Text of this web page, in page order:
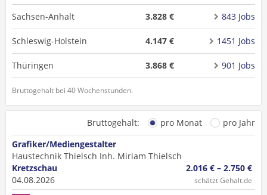
Sachsen-Anhalt 3.828 € 843 Jobs
Schleswig-Holstein 4.147 € 1451 Jobs
Thüringen 3.868 € 901 Jobs
Bruttogehalt bei 40 Wochenstunden.
Bruttogehalt: pro Monat
pro Jahr
Grafiker/Mediengestalter
Haustechnik Thielsch Inh. Miriam Thielsch
Kretzschau
04.08.2026
2.016 € – 2.750 €
schätzt Gehalt.de